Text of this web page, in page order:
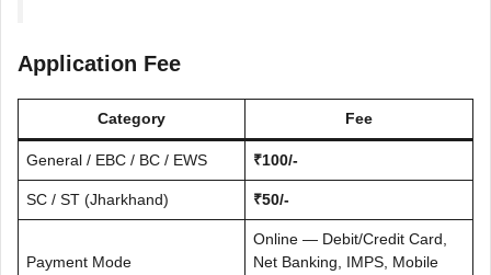
Application Fee
Category Fee
General / EBC / BC / EWS ₹100/-
SC / ST (Jharkhand) ₹50/-
Payment Mode
Online — Debit/Credit Card,
Net Banking, IMPS, Mobile